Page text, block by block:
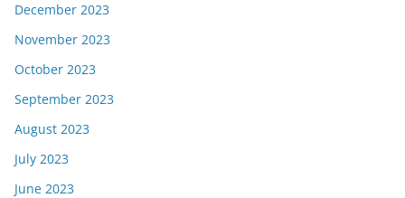
December 2023
November 2023
October 2023
September 2023
August 2023
July 2023
June 2023